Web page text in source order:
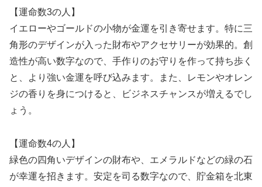
【運命数3の人】
イエローやゴールドの小物が金運を引き寄せます。特に三
角形のデザインが入った財布やアクセサリーが効果的。創
造性が高い数字なので、手作りのお守りを作って持ち歩く
と、より強い金運を呼び込みます。また、レモンやオレン
ジの香りを身につけると、ビジネスチャンスが増えるでし
ょう。
【運命数4の人】
緑色の四角いデザインの財布や、エメラルドなどの緑の石
が幸運を招きます。安定を司る数字なので、貯金箱を北東